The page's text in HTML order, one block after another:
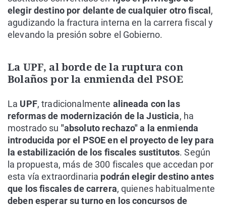
elegir destino por delante de cualquier otro fiscal ,
agudizando la fractura interna en la carrera fiscal y
elevando la presión sobre el Gobierno.
La UPF, al borde de la ruptura con
Bolaños por la enmienda del PSOE
La UPF, tradicionalmente alineada con las
reformas de modernización de la Justicia, ha
mostrado su "absoluto rechazo" a la enmienda
introducida por el PSOE en el proyecto de ley para
la estabilización de los fiscales sustitutos. Según
la propuesta, más de 300 fiscales que accedan por
esta vía extraordinaria podrán elegir destino antes
que los fiscales de carrera, quienes habitualmente
deben esperar su turno en los concursos de